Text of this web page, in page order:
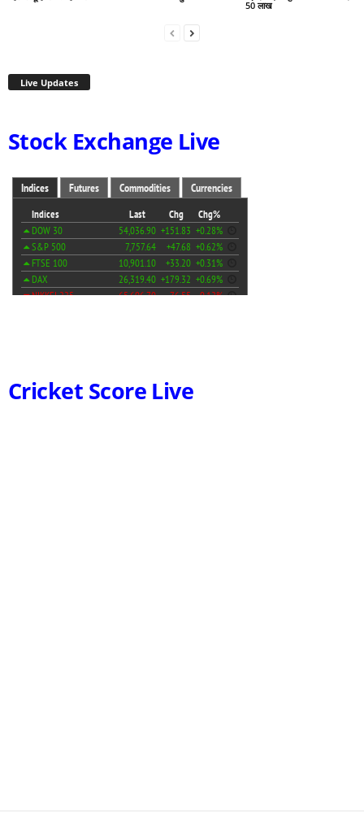
50 लाख
Live Updates
Stock Exchange Live
Cricket Score Live